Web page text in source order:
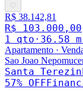
♡
R$ 38.142,81
R$ 103.000,00
1 qto · 36.58
Apartamento ·
Sao Joao
Santa
57% OFF